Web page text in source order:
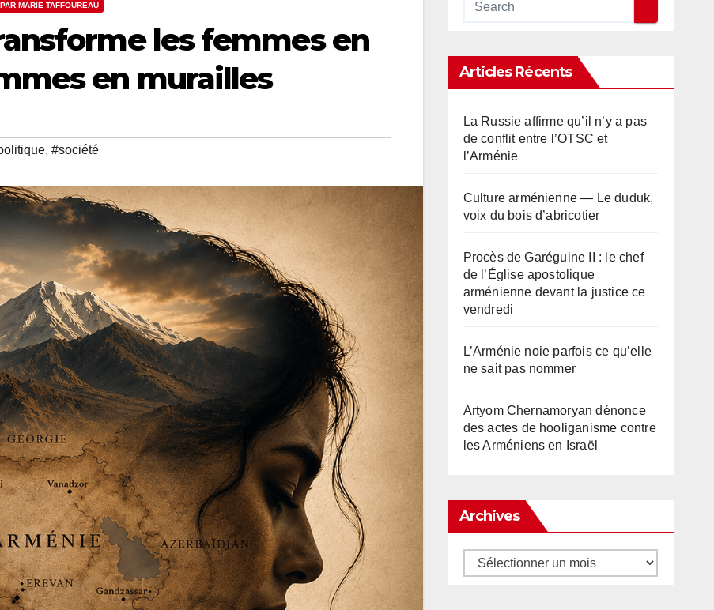
MARIE TAFFOUREAU
les femmes en
en murailles
, #société
Articles Récents
La Russie affirme qu’il n’y a pas
de conflit entre l’OTSC et
l’Arménie
Culture arménienne — Le duduk,
voix du bois d’abricotier
Procès de Garéguine II : le chef
de l’Église apostolique
arménienne devant la justice ce
vendredi
L’Arménie noie parfois ce qu’elle
ne sait pas nommer
Artyom Chernamoryan dénonce
des actes de hooliganisme contre
les Arméniens en Israël
Archives
Archives